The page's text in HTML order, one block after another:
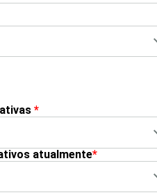
*
atualmente*